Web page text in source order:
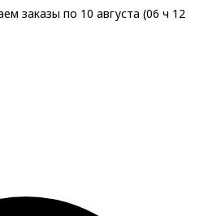
заказы по 10 августа (06 ч 12